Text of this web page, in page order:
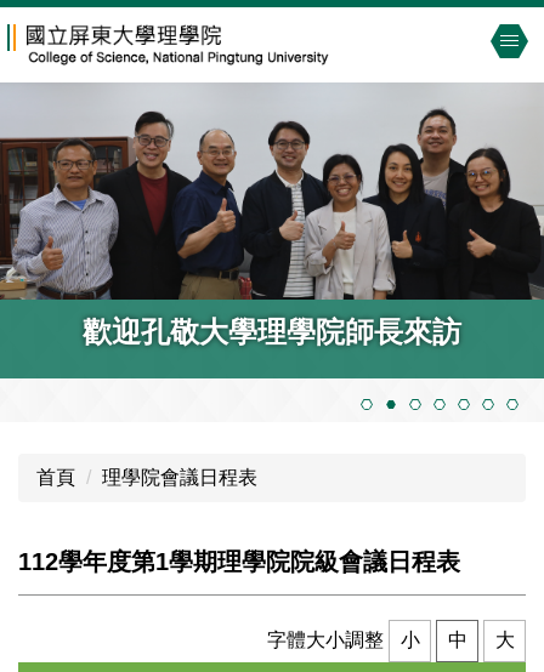
到
內
容
區
歡迎孔敬大學理學院師長來訪
首頁 理學院會議日程表
112學年度第1學期理學院院級會議日程表
字體大小調整 小 中 大